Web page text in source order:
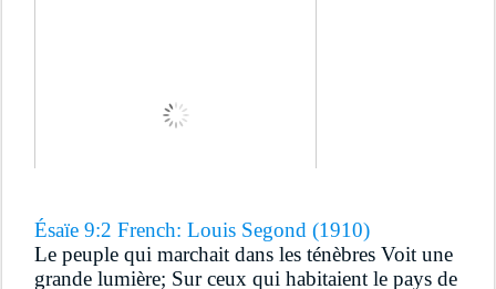
Ésaïe 9:2 French: Louis Segond (1910)
Le peuple qui marchait dans les ténèbres Voit une
grande lumière; Sur ceux qui habitaient le pays de